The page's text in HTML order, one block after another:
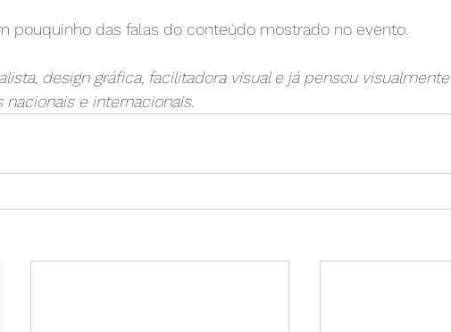
pouquinho das falas do conteúdo mostrado no evento.
design gráfica, facilitadora visual e já pensou visualmente
e internacionais.